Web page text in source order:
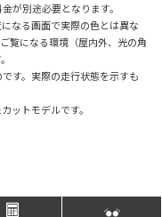
が別途必要となります。
なる画面で実際の色とは異な
覧になる環境（屋内外、光の角
す。実際の走行状態を示すも
ットモデルです。